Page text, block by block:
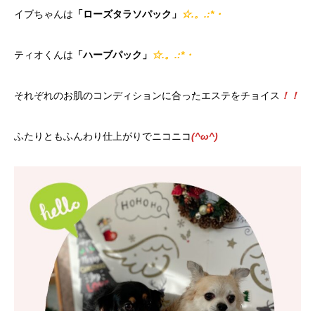
イブちゃんは 「ローズタラソパック」 ☆.。.:*・
ティオくんは 「ハーブパック」 ☆.。.:*・
それぞれのお肌のコンディションに合ったエステをチョイス ！！
ふたりともふんわり仕上がりでニコニコ(^ω^)